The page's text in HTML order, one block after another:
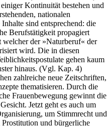
Kontinuität bestehen und
nationalen
sind entsprechend: die
Berufstätigkeit propagiert
der »Naturberuf« der
wird. Die in diesen
gehen kaum
hinaus. (Vgl. Kap. 4)
zahlreiche neue Zeitschriften,
thematisieren. Durch die
Frauenbewegung gewinnt die
Jetzt geht es auch um
um Stimmrecht und
und bürgerliche